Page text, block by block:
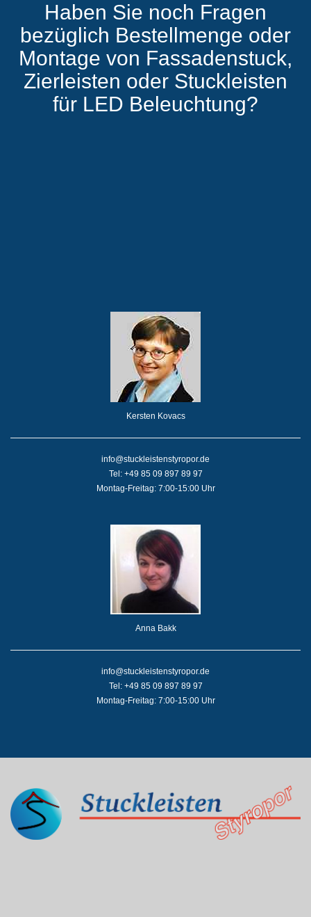
Haben Sie noch Fragen
bezüglich Bestellmenge oder
Montage von Fassadenstuck,
Zierleisten oder Stuckleisten
für LED Beleuchtung?
Kersten Kovacs
info@stuckleistenstyropor.de
Tel: +49 85 09 897 89 97
Montag-Freitag: 7:00-15:00 Uhr
Anna Bakk
info@stuckleistenstyropor.de
Tel: +49 85 09 897 89 97
Montag-Freitag: 7:00-15:00 Uhr